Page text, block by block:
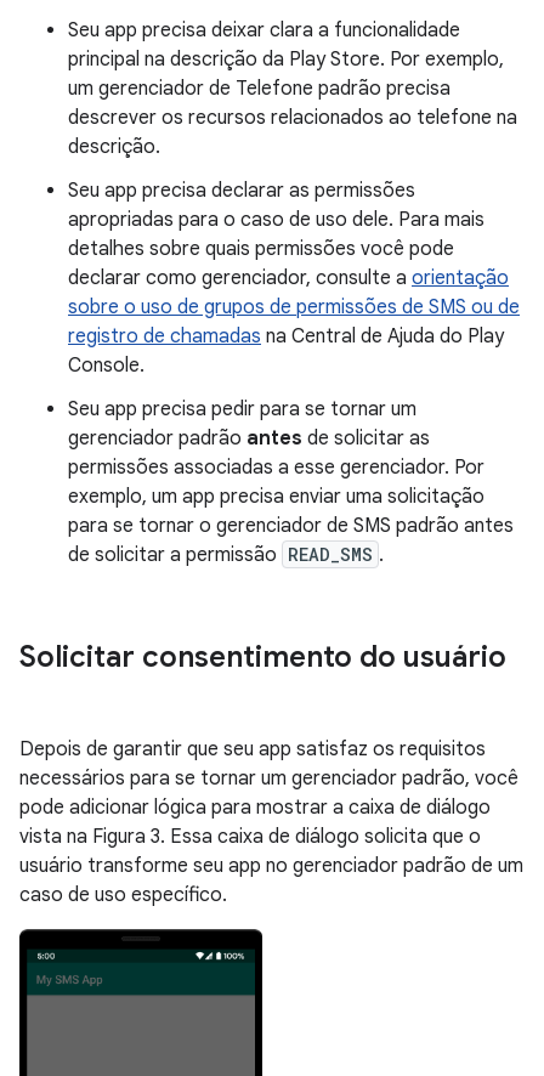
Seu app precisa deixar clara a funcionalidade
principal na descrição da Play Store. Por exemplo,
um gerenciador de Telefone padrão precisa
descrever os recursos relacionados ao telefone na
descrição.
Seu app precisa declarar as permissões
apropriadas para o caso de uso dele. Para mais
detalhes sobre quais permissões você pode
declarar como gerenciador, consulte a orientação
sobre o uso de grupos de permissões de SMS ou de
registro de chamadas na Central de Ajuda do Play
Console.
Seu app precisa pedir para se tornar um
gerenciador padrão antes de solicitar as
permissões associadas a esse gerenciador. Por
exemplo, um app precisa enviar uma solicitação
para se tornar o gerenciador de SMS padrão antes
de solicitar a permissão READ_SMS .
Solicitar consentimento do usuário
Depois de garantir que seu app satisfaz os requisitos
necessários para se tornar um gerenciador padrão, você
pode adicionar lógica para mostrar a caixa de diálogo
vista na Figura 3. Essa caixa de diálogo solicita que o
usuário transforme seu app no gerenciador padrão de um
caso de uso específico.